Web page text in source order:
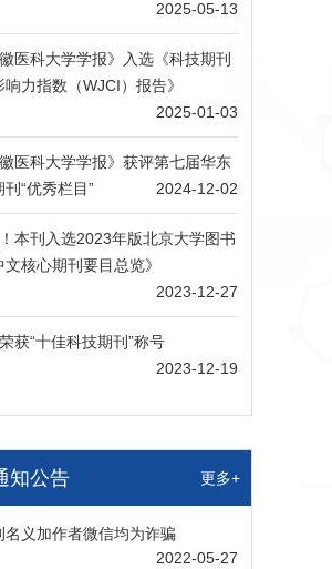
2025-05-13
徽医科大学学报》入选《科技期刊
响力指数（WJCI）报告》
2025-01-03
徽医科大学学报》获评第七届华东
“优秀栏目”
2024-12-02
本刊入选2023年版北京大学图书
核心期刊要目总览》
2023-12-27
获“十佳科技期刊”称号
2023-12-19
知公告 更多+
名义加作者微信均为诈骗
2022-05-27